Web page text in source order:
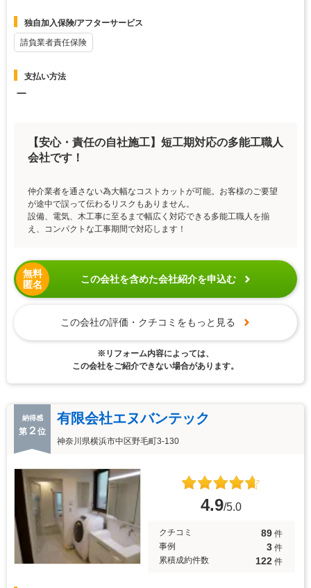
独自加入保険/アフターサービス
請負業者責任保険
支払い方法
ー
【安心・責任の自社施工】短工期対応の多能工職人
会社です！
仲介業者を通さない為大幅なコストカットが可能。お客様のご要望
が途中で誤って伝わるリスクもありません。
設備、電気、木工事に至るまで幅広く対応できる多能工職人を揃
え、コンパクトな工事期間で対応します！
無料
匿名
この会社を含めた会社紹介を申込む
この会社の評価・クチコミをもっと見る
※リフォーム内容によっては、
この会社をご紹介できない場合があります。
納得感
第 ２ 位
有限会社エヌバンテック
神奈川県横浜市中区野毛町3-130
4.9/5.0
クチコミ 89 件
事例
3 件
累積成約件数
122 件